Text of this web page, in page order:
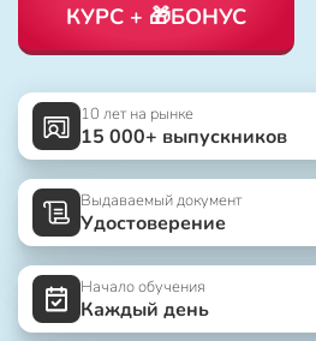
КУРС + 🎁БОНУС
10 лет на рынке
15 000+ выпускников
Выдаваемый документ
Удостоверение
Начало обучения
Каждый день